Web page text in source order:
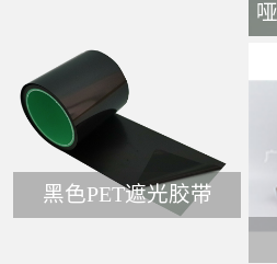
黑色PET遮光胶带